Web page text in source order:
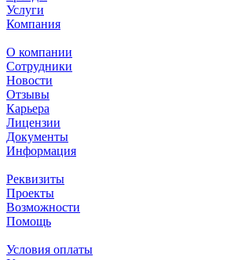
Услуги
Компания
О компании
Сотрудники
Новости
Отзывы
Карьера
Лицензии
Документы
Информация
Реквизиты
Проекты
Возможности
Помощь
Условия оплаты